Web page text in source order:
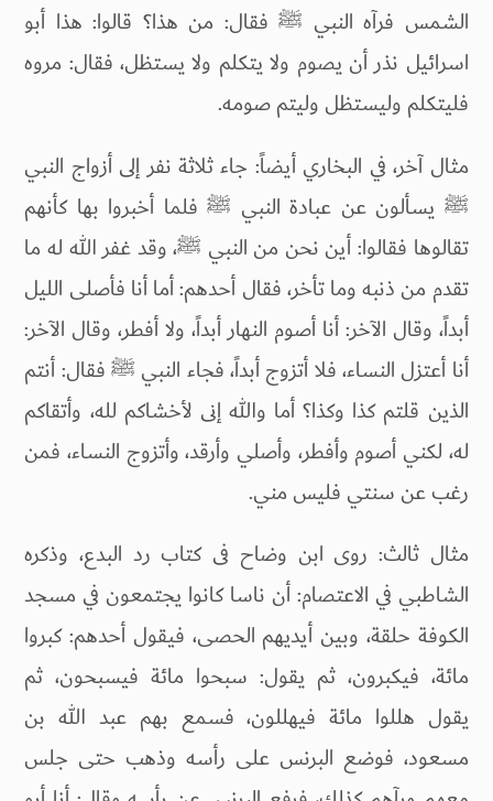
الشمس فرآه النبي ﷺ فقال: من هذا؟ قالوا: هذا أبو
اسرائيل نذر أن يصوم ولا يتكلم ولا يستظل، فقال: مروه
فليتكلم وليستظل وليتم صومه.
مثال آخر، في البخاري أيضاً: جاء ثلاثة نفر إلى أزواج النبي
ﷺ يسألون عن عبادة النبي ﷺ فلما أخبروا بها كأنهم
تقالوها فقالوا: أين نحن من النبي ﷺ، وقد غفر الله له ما
تقدم من ذنبه وما تأخر، فقال أحدهم: أما أنا فأصلى الليل
أبداً، وقال الآخر: أنا أصوم النهار أبداً، ولا أفطر، وقال الآخر:
أنا أعتزل النساء، فلا أتزوج أبداً، فجاء النبي ﷺ فقال: أنتم
الذين قلتم كذا وكذا؟ أما والله إنى لأخشاكم لله، وأتقاكم
له، لكني أصوم وأفطر، وأصلي وأرقد، وأتزوج النساء، فمن
رغب عن سنتي فليس مني.
مثال ثالث: روى ابن وضاح فى كتاب رد البدع، وذكره
الشاطبي في الاعتصام: أن ناسا كانوا يجتمعون في مسجد
الكوفة حلقة، وبين أيديهم الحصى، فيقول أحدهم: كبروا
مائة، فيكبرون، ثم يقول: سبحوا مائة فيسبحون، ثم
يقول هللوا مائة فيهللون، فسمع بهم عبد الله بن
مسعود، فوضع البرنس على رأسه وذهب حتى جلس